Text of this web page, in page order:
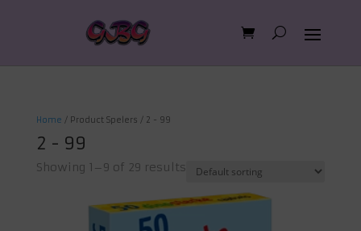
Home / Product Spelers / 2 - 99
2 - 99
Showing 1–9 of 29 results